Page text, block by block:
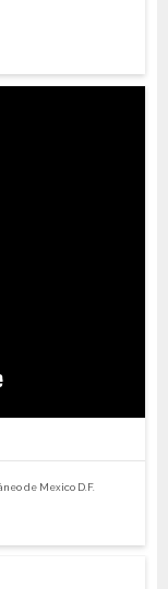
de Mexico D.F.